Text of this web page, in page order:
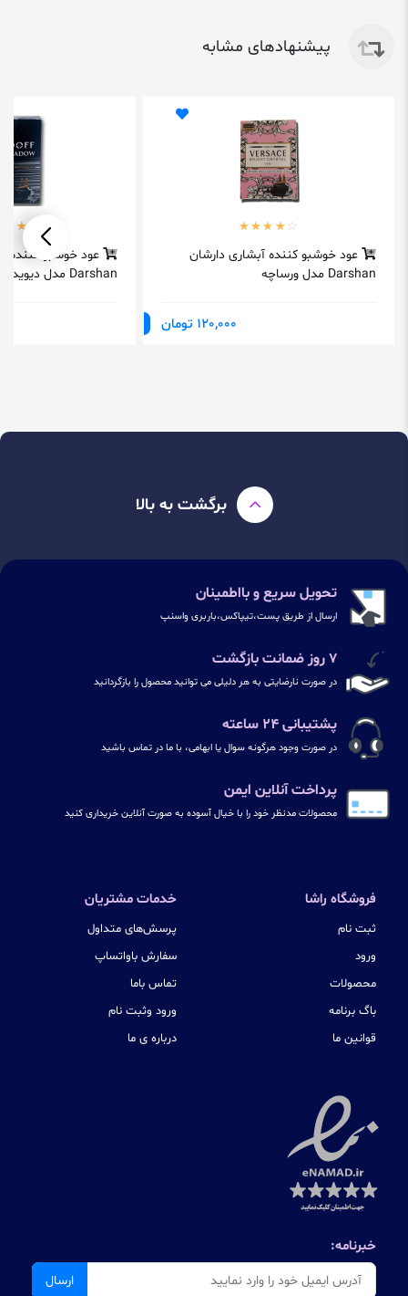
پیشنهادهای مشابه
عود خوشبو کننده آبشاری دارشان
Darshan مدل ورساچه
120,000 تومان
عود خوشبو کننده
Darshan مدل دیویدف
برگشت به بالا
تحویل سریع و بااطمینان
ارسال از طریق پست،تیپاکس،باربری واسنپ
۷ روز ضمانت بازگشت
در صورت نارضایتی به هر دلیلی می توانید محصول را بازگردانید
پشتیبانی ۲۴ ساعته
در صورت وجود هرگونه سوال یا ابهامی، با ما در تماس باشید
پرداخت آنلاین ایمن
محصولات مدنظر خود را با خیال آسوده به صورت آنلاین خریداری کنید
فروشگاه راشا
ثبت نام
ورود
محصولات
باگ برنامه
قوانین ما
خدمات مشتریان
پرسش‌های متداول
سفارش باواتساپ
تماس باما
ورود وثبت نام
درباره ی ما
خبرنامه:
ارسال